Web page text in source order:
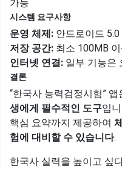
가능
시스템 요구사항
운영 체제: 안드로이드
저장 공간: 최소 100MB
인터넷 연결: 일부 기능은
결론
“한국사 능력검정시험” 앱
생에게 필수적인 도구입
핵심 요약까지 제공하여
험에 대비할 수 있습니다.
한국사 실력을 높이고 싶